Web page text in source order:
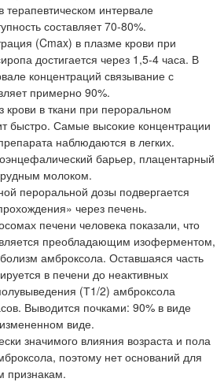
терапевтическом интервале
составляет 70-80%.
(Cmax) в плазме крови при
достигается через 1,5-4 часа. В
концентраций связывание с
примерно 90%.
крови в ткани при пероральном
быстро. Самые высокие концентрации
наблюдаются в легких.
барьер, плацентарный
молоком.
пероральной дозы подвергается
через печень.
печени человека показали, что
преобладающим изоферментом,
амброксола. Оставшаяся часть
в печени до неактивных
(Т1/2) амброксола
Выводится почками: 90% в виде
виде.
значимого влияния возраста и пола
поэтому нет оснований для
признакам.